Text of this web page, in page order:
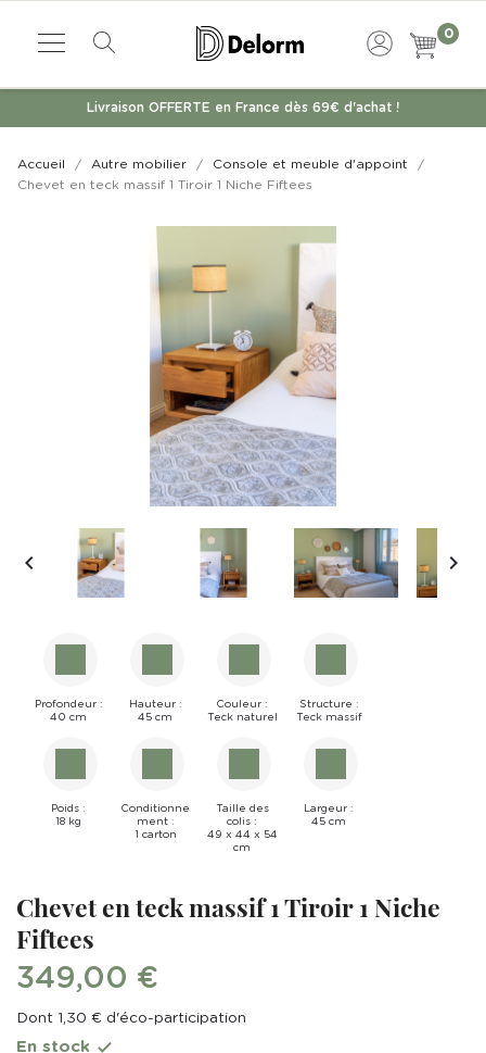
0
Livraison OFFERTE en France dès 69€ d'achat !
Accueil Autre mobilier
Console et meuble d'appoint
Chevet en teck massif 1 Tiroir 1 Niche Fiftees
 
Profondeur :
40 cm
Hauteur :
45 cm
Couleur :
Teck naturel
Structure :
Teck massif
Poids :
18 kg
Conditionne
ment :
1 carton
Taille des
colis :
49 x 44 x 54
cm
Largeur :
45 cm
Chevet en teck massif 1 Tiroir 1 Niche
Fiftees
349,00 €
Dont 1,30 € d'éco-participation
En stock 